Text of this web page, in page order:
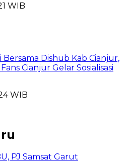
WIB
Bersama Dishub Kab Cianjur,
Cianjur Gelar Sosialisasi
WIB
PJ Samsat Garut